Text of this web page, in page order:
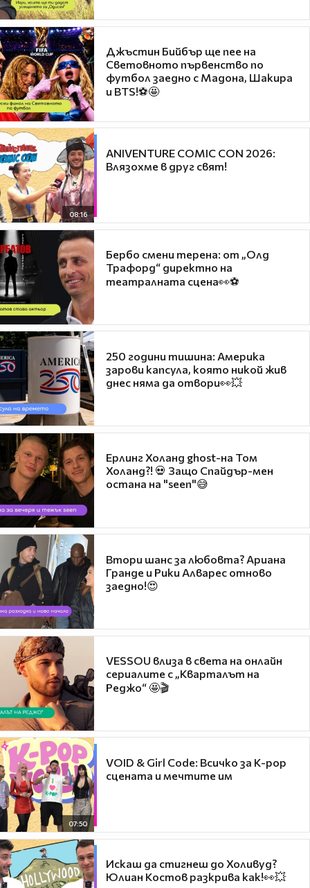
Джъстин Бийбър ще пее на
Световното първенство по
футбол заедно с Мадона, Шакира
и BTS!⚽🤩
08:16
ANIVENTURE COMIC CON 2026:
Влязохме в друг свят!
Бербо смени терена: от „Олд
Трафорд“ директно на
театралната сцена👀⚽
250 години тишина: Америка
зарови капсула, която никой жив
днес няма да отвори👀💥
Ерлинг Холанд ghost-на Том
Холанд?! 💀 Защо Спайдър-мен
остана на "seen"😅
Втори шанс за любовта? Ариана
Гранде и Рики Алварес отново
заедно!😍
VESSOU влиза в света на онлайн
сериалите с „Кварталът на
Реджо“ 🤩🎬
07:50
VOID & Girl Code: Всичко за K-pop
сцената и мечтите им
Искаш да стигнеш до Холивуд?
Юлиан Костов разкрива как!👀💥